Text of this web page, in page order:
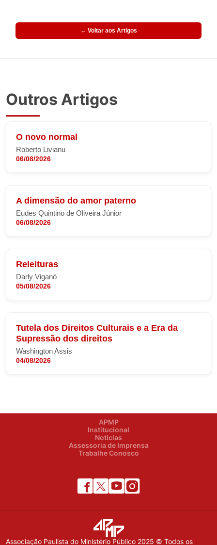
← Voltar aos Artigos
Outros Artigos
O novo normal
Roberto Livianu
06/08/2026
A dimensão do amor paterno
Eudes Quintino de Oliveira Júnior
06/08/2026
Releituras
Darly Viganó
05/08/2026
Tutela dos Direitos Culturais e a Era da
Supressão dos direitos
Washington Assis
04/08/2026
APMP
Institucional
Notícias
Assessoria de Imprensa
Trabalhe Conosco
Associação Paulista do Ministério Público 2025 © Todos os